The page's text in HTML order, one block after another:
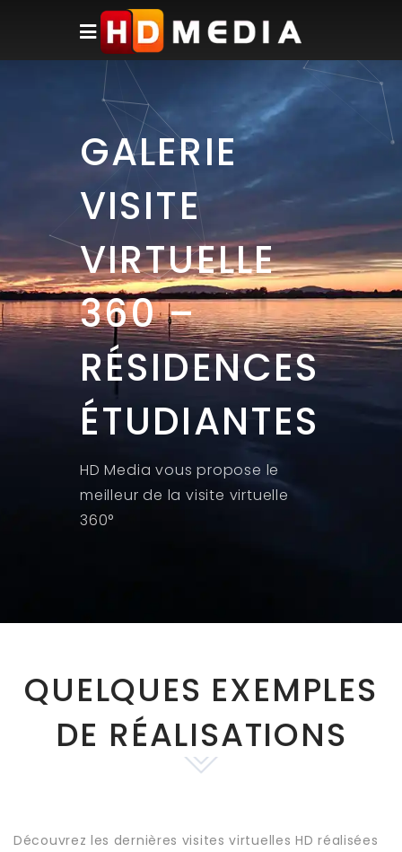
GALERIE
VISITE
VIRTUELLE
360 –
RÉSIDENCES
ÉTUDIANTES
HD Media vous propose le
meilleur de la visite virtuelle
360°
QUELQUES EXEMPLES
DE RÉALISATIONS
Découvrez les dernières visites virtuelles HD réalisées